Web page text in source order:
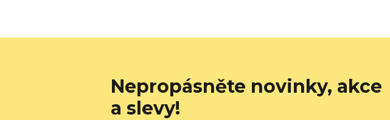
Nepropásněte novinky, akce
a slevy!